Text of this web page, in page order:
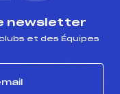
newsletter
et des Équipes